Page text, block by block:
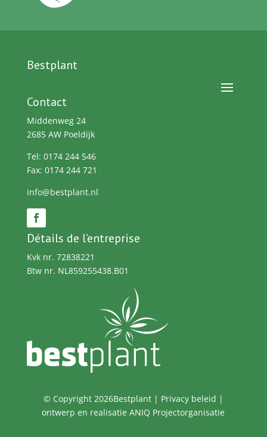
Bestplant
Contact
Middenweg 24
2685 AW Poeldijk
Tel: 0174 244 546
Fax: 0174 244 721
info@bestplant.nl
Détails de l’entreprise
Kvk nr. 72838221
Btw nr. NL859255438.B01
© Copyright 2026Bestplant | Privacy beleid |
ontwerp en realisatieANIQ Projectorganisatie